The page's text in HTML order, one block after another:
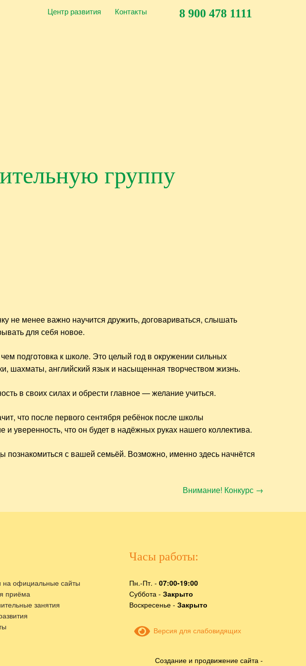
Центр развития Контакты 8 900 478 1111
группу
не менее важно научится дружить, договариваться, слышать
для себя новое.
подготовка к школе. Это целый год в окружении сильных
шахматы, английский язык и насыщенная творчеством жизнь.
в своих силах и обрести главное — желание учиться.
что после первого сентября ребёнок после школы
уверенность, что он будет в надёжных руках нашего коллектива.
с вашей семьёй. Возможно, именно здесь начнётся
Внимание! Конкурс →
на официальные сайты
приёма
занятия
Часы работы:
Пн.-Пт. - 07:00-19:00
Суббота - Закрыто
Воскресенье - Закрыто
Версия для слабовидящих
Создание и продвижение сайта -